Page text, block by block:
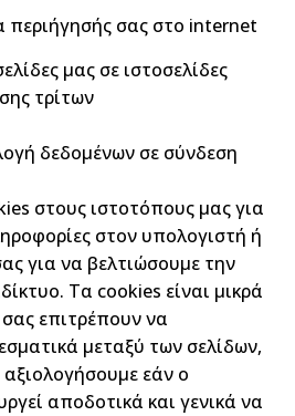
σας στο internet
μας σε ιστοσελίδες
τρίτων
δεδομένων σε σύνδεση
στους ιστοτόπους μας για
στον υπολογιστή ή
για να βελτιώσουμε την
Τα cookies είναι μικρά
επιτρέπουν να
μεταξύ των σελίδων,
εάν ο
αποδοτικά και γενικά να